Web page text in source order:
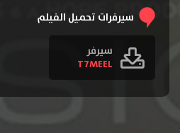
سيرفرات تحميل الفيلم
سيرفر
T7MEEL